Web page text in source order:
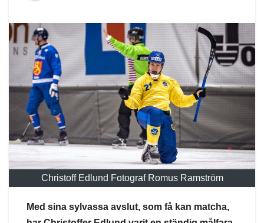
Christoff Edlund Fotograf Romus Ramström
Med sina sylvassa avslut, som få kan matcha,